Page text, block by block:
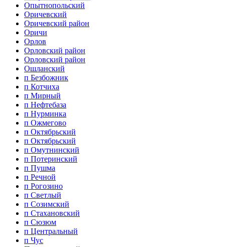
Опытнопольский
Оричевский
Оричевский район
Оричи
Орлов
Орловский район
Орловский район
Ошланский
п Безбожник
п Котчиха
п Мирный
п Нефтебаза
п Нурминка
п Ожмегово
п Октябрьский
п Октябрьский
п Омутнинский
п Потеринский
п Пушма
п Речной
п Рогозино
п Светлый
п Созимский
п Стахановский
п Сюзюм
п Центральный
п Чус